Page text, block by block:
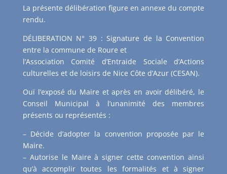
La présente délibération figure en annexe du compte
rendu.
DÉLIBERATION N° 39 : Signature de la Convention
entre la commune de Roure et
l’Association Comité d’Entraide Sociale d’Actions
culturelles et de loisirs de Nice Côte d’Azur (CESAN).
Ouï l’exposé du Maire et après en avoir délibéré, le
Conseil Municipal à l’unanimité des membres
présents ou représentés :
– Décide d’adopter la convention proposée par le
Maire.
– Autorise le Maire à signer cette convention ainsi
qu’à accomplir toutes les formalités et à signer